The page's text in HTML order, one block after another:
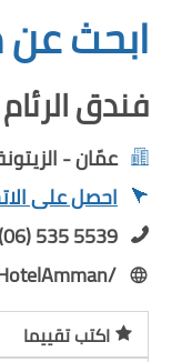
ابحث
فندق الرئام
عمّان -
احصل على
(06) 535 5539
اكتب تقييما